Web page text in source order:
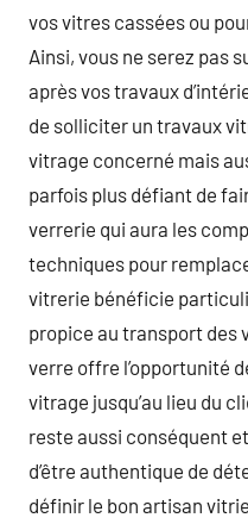
vos vitres cassées ou
Ainsi, vous ne serez pas
après vos travaux
de solliciter un travaux
vitrage concerné mais
parfois plus défiant de
verrerie qui aura les
techniques pour
vitrerie bénéficie
propice au transport des
verre offre l’opportunité
vitrage jusqu’au lieu du
reste aussi conséquent
d’être authentique de
définir le bon artisan